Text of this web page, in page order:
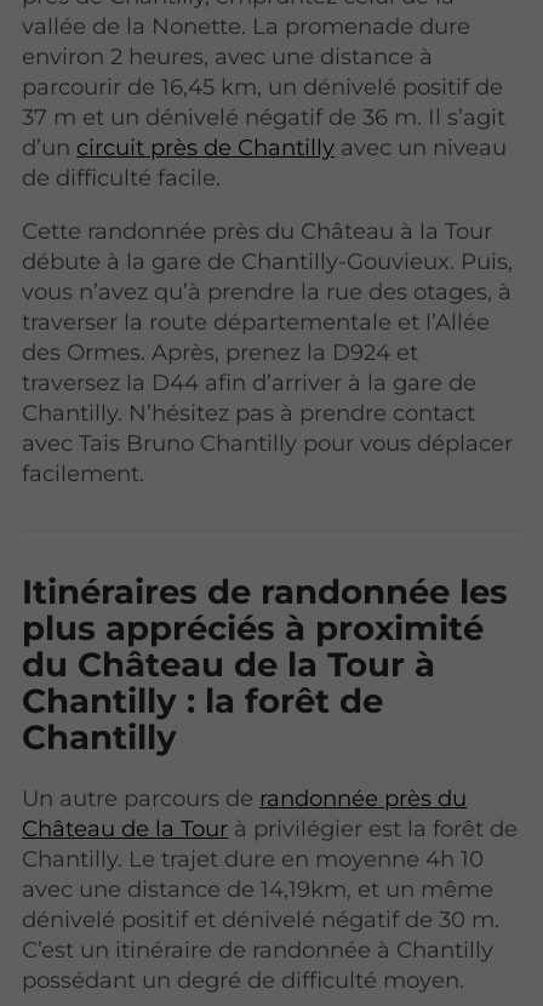
vallée de la Nonette. La promenade dure
environ 2 heures, avec une distance à
parcourir de 16,45 km, un dénivelé positif de
37 m et un dénivelé négatif de 36 m. Il s’agit
d’un circuit près de Chantilly avec un niveau
de difficulté facile.
Cette randonnée près du Château à la Tour
débute à la gare de Chantilly-Gouvieux. Puis,
vous n’avez qu’à prendre la rue des otages, à
traverser la route départementale et l’Allée
des Ormes. Après, prenez la D924 et
traversez la D44 afin d’arriver à la gare de
Chantilly. N’hésitez pas à prendre contact
avec Tais Bruno Chantilly pour vous déplacer
facilement.
Itinéraires de randonnée les
plus appréciés à proximité
du Château de la Tour à
Chantilly : la forêt de
Chantilly
Un autre parcours de randonnée près du
Château de la Tour à privilégier est la forêt de
Chantilly. Le trajet dure en moyenne 4h 10
avec une distance de 14,19km, et un même
dénivelé positif et dénivelé négatif de 30 m.
C’est un itinéraire de randonnée à Chantilly
possédant un degré de difficulté moyen.